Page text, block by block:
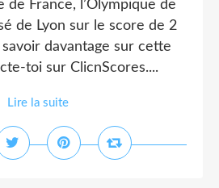
de France, l’Olympique de
de Lyon sur le score de 2
davantage sur cette
toi sur ClicnScores....
Lire la suite